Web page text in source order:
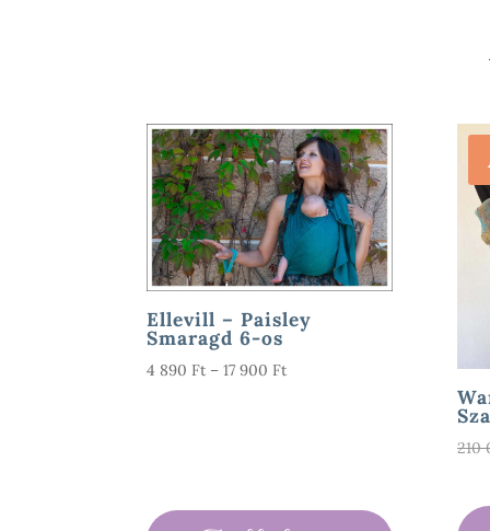
Ellevill – Paisley
Smaragd 6-os
4 890 Ft – 17 900 FtÁrtartomány:
210